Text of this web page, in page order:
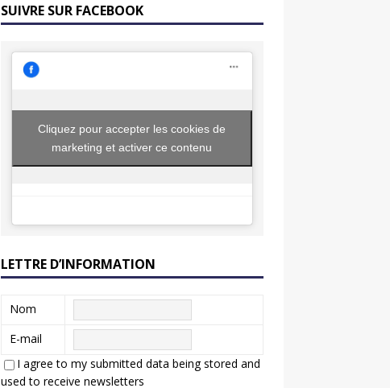
SUIVRE SUR FACEBOOK
Cliquez pour accepter les cookies de
marketing et activer ce contenu
LETTRE D’INFORMATION
Nom
E-mail
I agree to my submitted data being stored and
used to receive newsletters